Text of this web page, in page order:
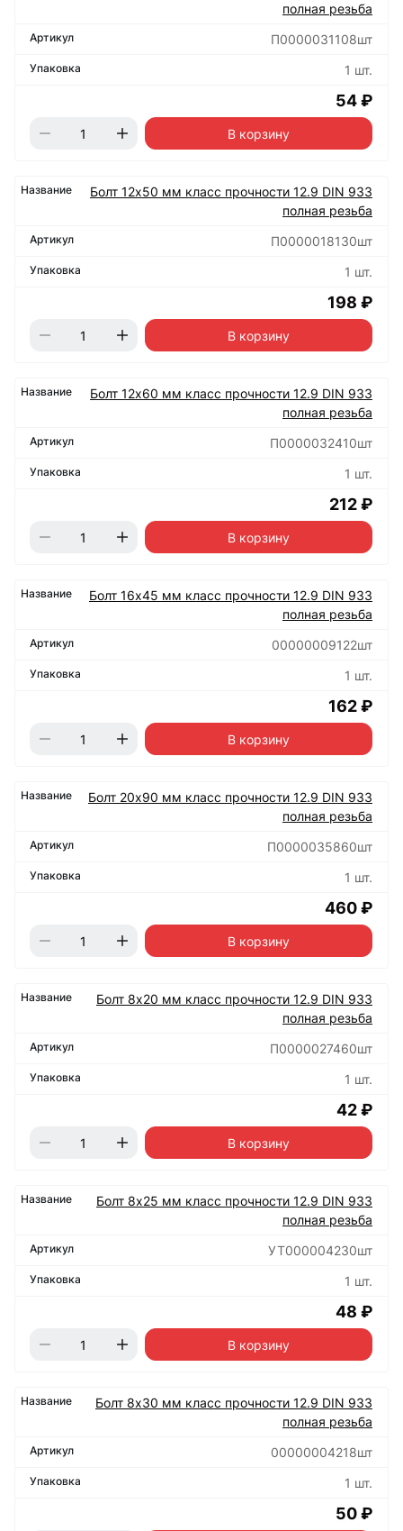
полная резьба
П0000031108шт
1 шт.
54 ₽
В корзину
Болт 12х50 мм класс прочности 12.9 DIN 933
полная резьба
П0000018130шт
1 шт.
198 ₽
В корзину
Болт 12х60 мм класс прочности 12.9 DIN 933
полная резьба
П0000032410шт
1 шт.
212 ₽
В корзину
Болт 16х45 мм класс прочности 12.9 DIN 933
полная резьба
00000009122шт
1 шт.
162 ₽
В корзину
Болт 20х90 мм класс прочности 12.9 DIN 933
полная резьба
П0000035860шт
1 шт.
460 ₽
В корзину
Болт 8х20 мм класс прочности 12.9 DIN 933
полная резьба
П0000027460шт
1 шт.
42 ₽
В корзину
Болт 8х25 мм класс прочности 12.9 DIN 933
полная резьба
УТ000004230шт
1 шт.
48 ₽
В корзину
Болт 8х30 мм класс прочности 12.9 DIN 933
полная резьба
00000004218шт
1 шт.
50 ₽